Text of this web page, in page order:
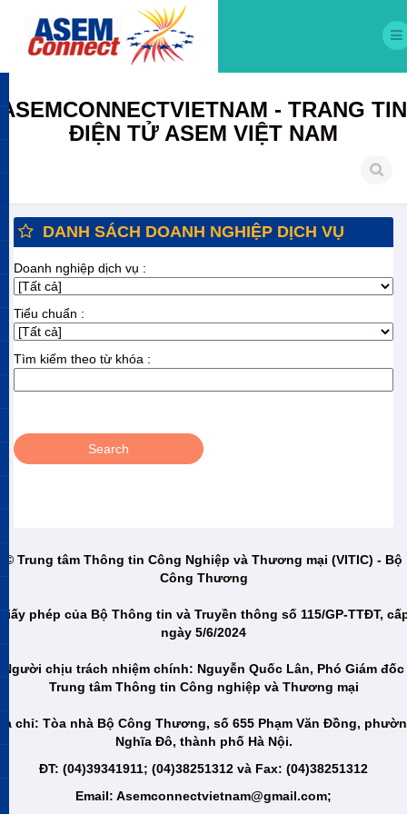
ASEMCONNECTVIETNAM - TRANG TIN
ĐIỆN TỬ ASEM VIỆT NAM
DANH SÁCH DOANH NGHIỆP DỊCH VỤ
Doanh nghiệp dịch vụ :
Tiểu chuẩn :
Tìm kiếm theo từ khóa :
© Trung tâm Thông tin Công Nghiệp và Thương mại (VITIC) - Bộ
Công Thương
phép của Bộ Thông tin và Truyền thông số 115/GP-TTĐT,
ngày 5/6/2024
Người chịu trách nhiệm chính: Nguyễn Quốc Lân, Phó Giám đốc
Trung tâm Thông tin Công nghiệp và Thương mại
chỉ: Tòa nhà Bộ Công Thương, số 655 Phạm Văn Đồng,
Nghĩa Đô, thành phố Hà Nội.
ĐT: (04)39341911; (04)38251312 và Fax: (04)38251312
Email: Asemconnectvietnam@gmail.com;